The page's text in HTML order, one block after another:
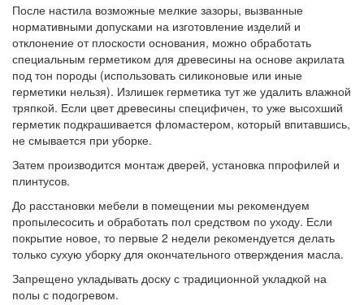
После настила возможные мелкие зазоры, вызванные
нормативными допусками на изготовление изделий и
отклонение от плоскости основания, можно обработать
специальным герметиком для древесины на основе акрилата
под тон породы (использовать силиконовые или иные
герметики нельзя). Излишек герметика тут же удалить влажной
тряпкой. Если цвет древесины специфичен, то уже высохший
герметик подкрашивается фломастером, который впитавшись,
не смывается при уборке.
Затем производится монтаж дверей, установка ппрофилей и
плинтусов.
До расстановки мебели в помещении мы рекомендуем
пропылесосить и обработать пол средством по уходу. Если
покрытие новое, то первые 2 недели рекомендуется делать
только сухую уборку для окончательного отверждения масла.
Запрещено укладывать доску с традиционной укладкой на
полы с подогревом.